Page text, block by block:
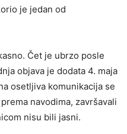
je jedan od
Čet je ubrzo posle
objava je dodata 4. maja
osetljiva komunikacija se
navodima, završavali
nisu bili jasni.